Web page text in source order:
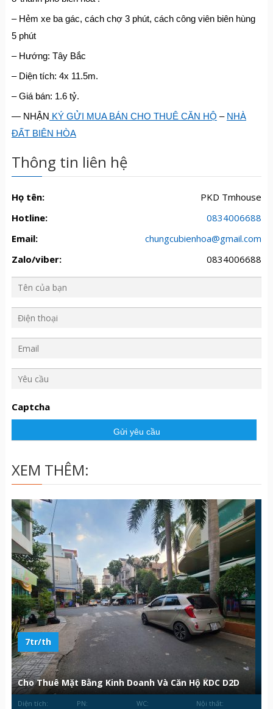
– Hẻm xe ba gác, cách chợ 3 phút, cách công viên biên hùng
5 phút
– Hướng: Tây Bắc
– Diện tích: 4x 11.5m.
– Giá bán: 1.6 tỷ.
— NHẬN KÝ GỬI MUA BÁN CHO THUÊ CĂN HỘ – NHÀ
ĐẤT BIÊN HÒA
Thông tin liên hệ
Họ tên:
PKD Tmhouse
Hotline:
0834006688
Email:
chungcubienhoa@gmail.com
Zalo/viber:
0834006688
c
ầ
Captcha
XEM THÊM:
7tr/th
Cho Thuê Mặt Bằng Kinh Doanh Và Căn Hộ KDC D2D
Diện tích:
PN:
WC:
Nội thất: